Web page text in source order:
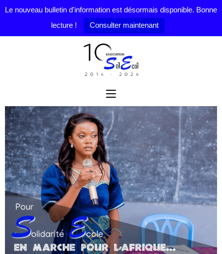
Le nouveau bulletin d'information est désormais disponible. Bonne
lecture !
Consulter maintenant